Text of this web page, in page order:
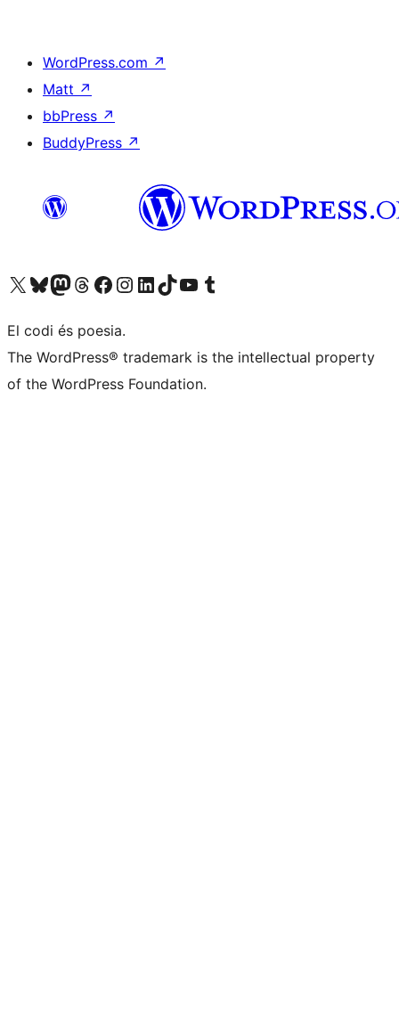
WordPress.com ↗
Matt ↗
bbPress ↗
BuddyPress ↗
Visit our X (formerly Twitter) account
Visit our Bluesky account
Visit our Mastodon account
Visit our Threads account
Visit our Facebook page
Visit our Instagram account
Visit our LinkedIn account
Visit our TikTok account
Visit our YouTube channel
Visit our Tumblr account
El codi és poesia.
The WordPress® trademark is the intellectual property
of the WordPress Foundation.